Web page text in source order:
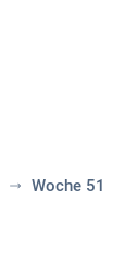
Woche 51